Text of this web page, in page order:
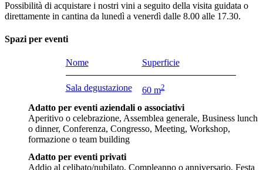
Possibilità di acquistare i nostri vini a seguito della visita guidata o
direttamente in cantina da lunedì a venerdì dalle 8.00 alle 17.30.
Spazi per eventi
Nome Superficie
Sala degustazione 60 m2
Adatto per eventi aziendali o associativi
Aperitivo o celebrazione, Assemblea generale, Business lunch
o dinner, Conferenza, Congresso, Meeting, Workshop,
formazione o team building
Adatto per eventi privati
Addio al celibato/nubilato, Compleanno o anniversario, Festa